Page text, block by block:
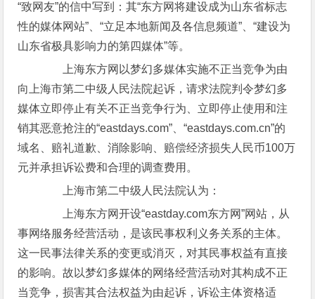
“致网友”的信中写到：其“东方网将建设成为山东省标志
性的媒体网站”、“立足本地新闻及各信息频道”、“建设为
山东省极具影响力的第四媒体”等。
上海东方网以梦幻多媒体实施不正当竞争为由
向上海市第二中级人民法院起诉，请求法院判令梦幻多
媒体立即停止有关不正当竞争行为、立即停止使用和注
销其恶意抢注的“eastdays.com”、“eastdays.com.cn”的
域名、赔礼道歉、消除影响、赔偿经济损失人民币100万
元并承担诉讼费和合理的调查费用。
上海市第二中级人民法院认为：
上海东方网开设“eastday.com东方网”网站，从
事网络服务经营活动，是该民事权利义务关系的主体。
这一民事法律关系的变更或消灭，对其民事权益有直接
的影响。故以梦幻多媒体的网络经营活动对其构成不正
当竞争，损害其合法权益为由起诉，诉讼主体资格适